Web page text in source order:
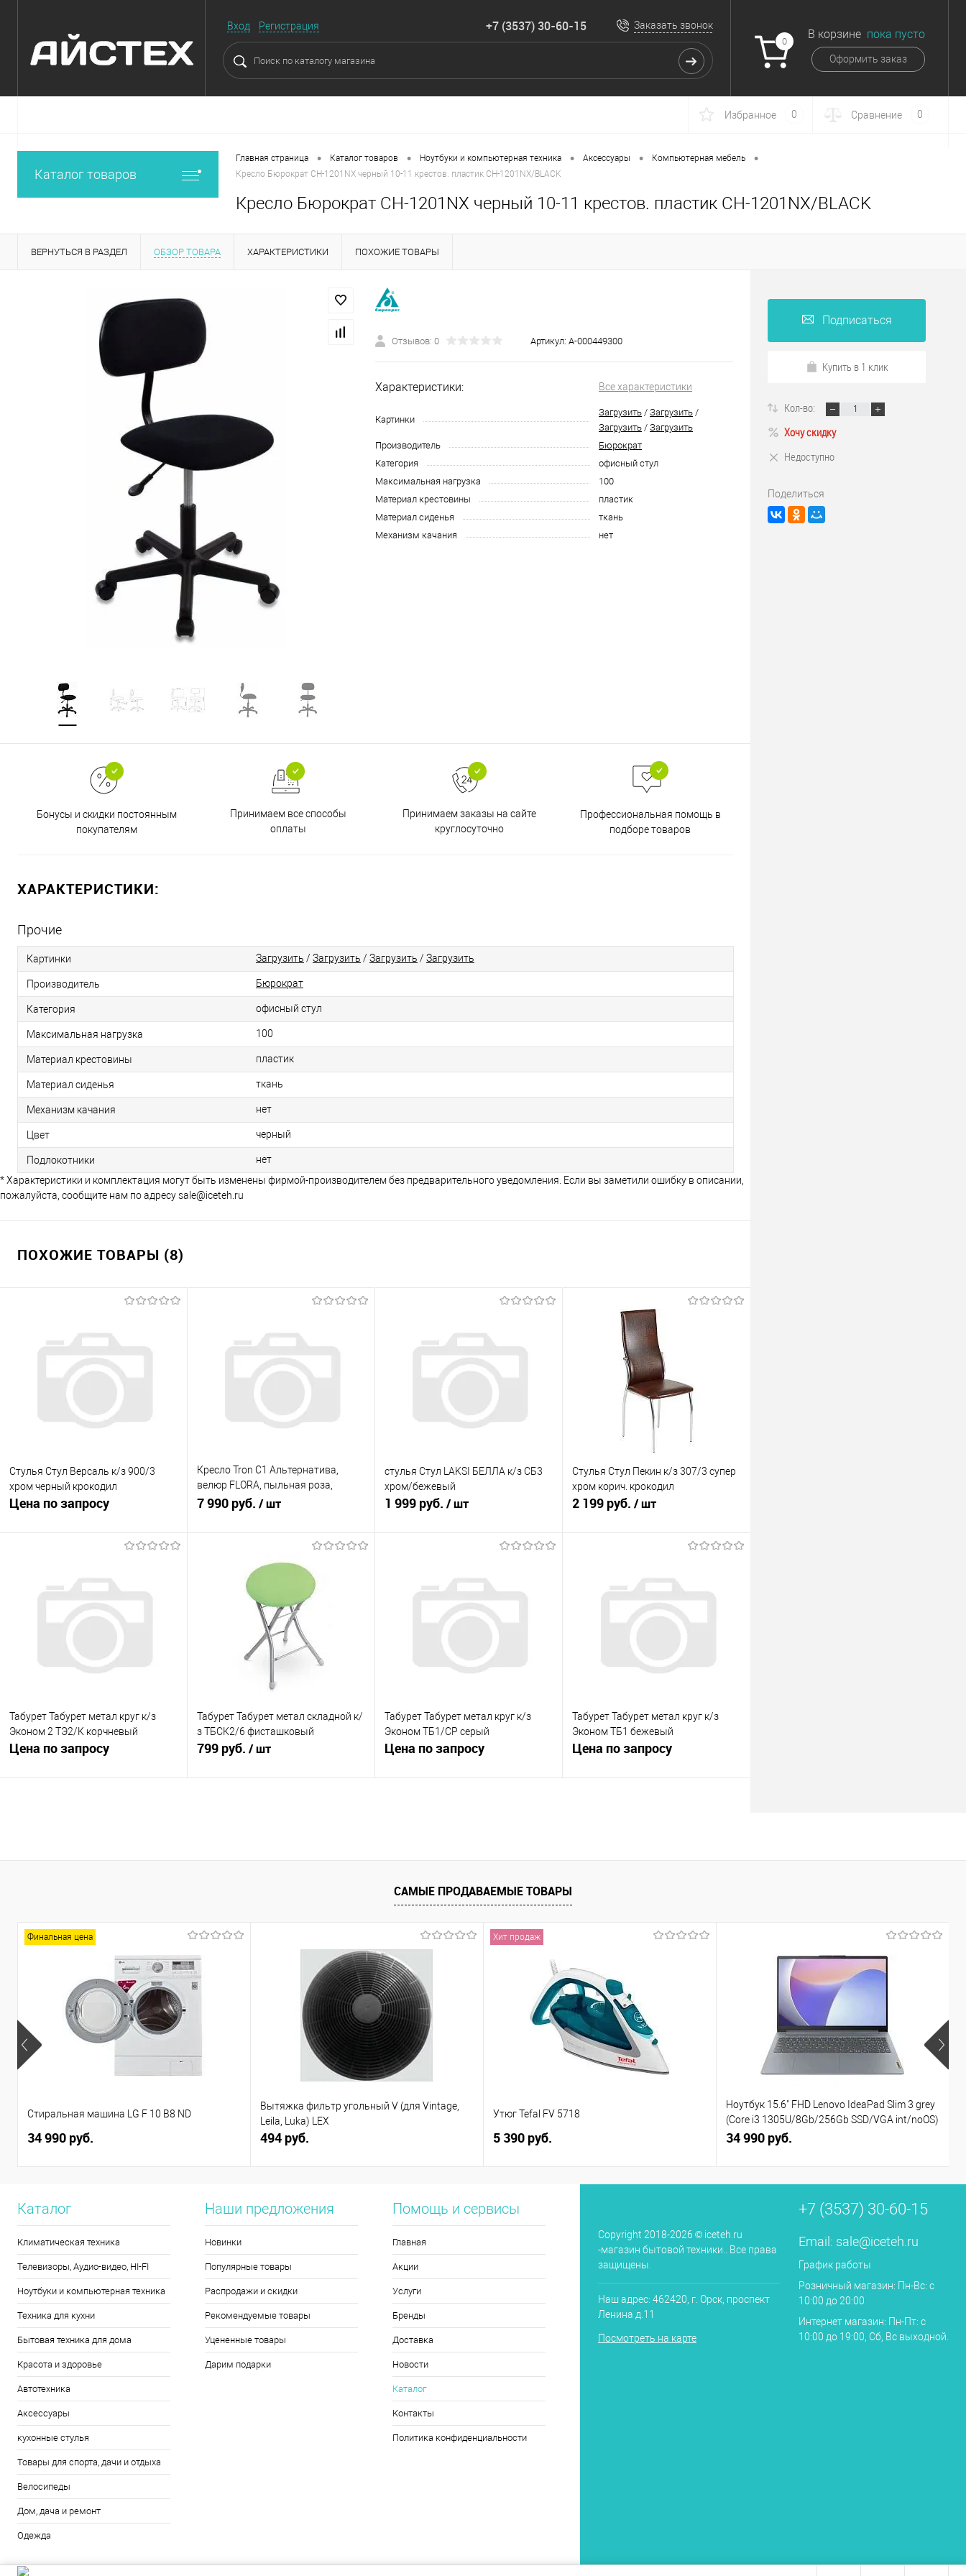
Вход Регистрация +7 (3537) 30-60-15 Заказать звонок
0
В корзине пока пусто
Оформить заказ
Избранное 0 Сравнение 0
Каталог товаров
Главная страница • Каталог товаров • Ноутбуки и компьютерная техника • Аксессуары • Компьютерная мебель •
Кресло Бюрократ CH-1201NX черный 10-11 крестов. пластик CH-1201NX/BLACK
Кресло Бюрократ CH-1201NX черный 10-11 крестов. пластик CH-1201NX/BLACK
ВЕРНУТЬСЯ В РАЗДЕЛ ОБЗОР ТОВАРА ХАРАКТЕРИСТИКИ ПОХОЖИЕ ТОВАРЫ
Отзывов: 0 Артикул: А-000449300
Характеристики: Все характеристики
Картинки
Загрузить / Загрузить /
Загрузить / Загрузить
Производитель
Бюрократ
Категория
офисный стул
Максимальная нагрузка
100
Материал крестовины
пластик
Материал сиденья
ткань
Механизм качания
нет
Бонусы и скидки постоянным
покупателям
Принимаем все способы
оплаты
Принимаем заказы на сайте
круглосуточно
Профессиональная помощь в
подборе товаров
ХАРАКТЕРИСТИКИ:
Прочие
Картинки Загрузить / Загрузить / Загрузить / Загрузить
Производитель Бюрократ
Категория офисный стул
Максимальная нагрузка 100
Материал крестовины пластик
Материал сиденья ткань
Механизм качания нет
Цвет черный
Подлокотники
нет
* Характеристики и комплектация могут быть изменены фирмой-производителем без предварительного уведомления. Если вы заметили ошибку в описании,
пожалуйста, сообщите нам по адресу sale@iceteh.ru
ПОХОЖИЕ ТОВАРЫ (8)
Стулья Стул Версаль к/з 900/3
хром черный крокодил
Цена по запросу
Запросить цену
Купить в 1 клик
К сравнению
В избранное
В наличии
Кресло Tron С1 Альтернатива,
велюр FLORA, пыльная роза,
Standard, хром
7 990 руб. / шт
Купить в 1 клик
К сравнению
В избранное
стулья Стул LAKSI БЕЛЛА к/з СБ3
хром/бежевый
1 999 руб. / шт
Купить в 1 клик
К сравнению
В избранное
В наличии
Стулья Стул Пекин к/з 307/3 супер
хром корич. крокодил
2 199 руб. / шт
Купить в 1 клик
К сравнению
В избранное
В наличии
Табурет Табурет метал круг к/з
Эконом 2 ТЭ2/К корчневый
Цена по запросу
В избранное
В наличии
Табурет Табурет метал складной к/
з ТБСК2/6 фисташковый
799 руб. / шт
В избранное
В наличии
Табурет Табурет метал круг к/з
Эконом ТБ1/СР серый
Цена по запросу
В избранное
В наличии
Табурет Табурет метал круг к/з
Эконом ТБ1 бежевый
Цена по запросу
В избранное
В наличии
Подписаться
Купить в 1 клик
Кол-во:
Хочу скидку
Недоступно
Поделиться
САМЫЕ ПРОДАВАЕМЫЕ ТОВАРЫ
Финальная цена
Стиральная машина LG F 10 B8 ND
34 990 руб.
Вытяжка фильтр угольный V (для Vintage,
Leila, Luka) LEX
494 руб.
Хит продаж
Утюг Tefal FV 5718
5 390 руб.
Ноутбук 15.6" FHD Lenovo IdeaPad Slim 3 grey
(Core i3 1305U/8Gb/256Gb SSD/VGA int/noOS)
(82X7004BPS)
34 990 руб.
Каталог
Климатическая техника
Телевизоры, Аудио-видео, HI-FI
Ноутбуки и компьютерная техника
Техника для кухни
Бытовая техника для дома
Красота и здоровье
Автотехника
Аксессуары
кухонные стулья
Товары для спорта, дачи и отдыха
Велосипеды
Дом, дача и ремонт
Одежда
Наши предложения
Новинки
Популярные товары
Распродажи и скидки
Рекомендуемые товары
Уцененные товары
Дарим подарки
Помощь и сервисы
Главная
Акции
Услуги
Бренды
Доставка
Новости
Каталог
Контакты
Политика конфиденциальности
Copyright 2018-2026 © iceteh.ru
-магазин бытовой техники.. Все права
защищены.
Наш адрес: 462420, г. Орск, проспект
Ленина д.11
Посмотреть на карте
+7 (3537) 30-60-15
Email: sale@iceteh.ru
График работы
Розничный магазин: Пн-Вс: с
10:00 до 20:00
Интернет магазин: Пн-Пт: с
10:00 до 19:00, Сб, Вс выходной.